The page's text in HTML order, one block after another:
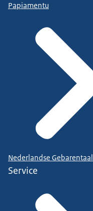
Papiamentu
Nederlandse Gebarentaal
Service